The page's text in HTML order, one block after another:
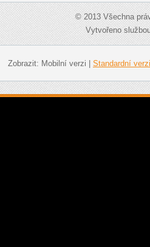
© 2013 Všechna
Vytvořeno
Zobrazit: Mobilní verzi Standardní verzi